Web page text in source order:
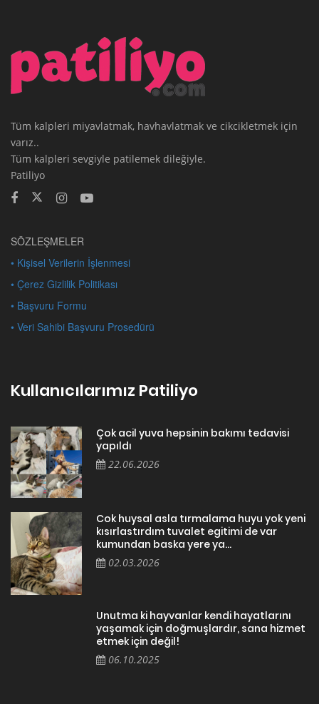
Tüm kalpleri miyavlatmak, havhavlatmak ve cikcikletmek için
varız..
Tüm kalpleri sevgiyle patilemek dileğiyle.
Patiliyo
SÖZLEŞMELER
• Kişisel Verilerin İşlenmesi
• Çerez Gizlilik Politikası
• Başvuru Formu
• Veri Sahibi Başvuru Prosedürü
Kullanıcılarımız Patiliyo
Çok acil yuva hepsinin bakımı tedavisi
yapıldı
22.06.2026
Cok huysal asla tırmalama huyu yok yeni
kısırlastırdım tuvalet egitimi de var
kumundan baska yere ya...
02.03.2026
Unutma ki hayvanlar kendi hayatlarını
yaşamak için doğmuşlardır, sana hizmet
etmek için değil!
06.10.2025